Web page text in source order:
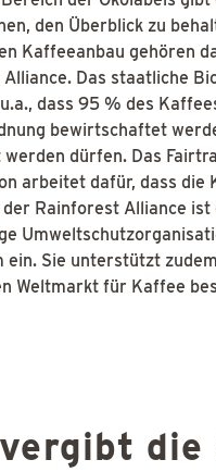
den Überblick zu
Kaffeeanbau gehören
Das staatliche
dass 95 % des
bewirtschaftet
dürfen. Das
arbeitet dafür, dass
der Rainforest Alliance
ein. Sie unterstützt
Weltmarkt für Kaffee
die